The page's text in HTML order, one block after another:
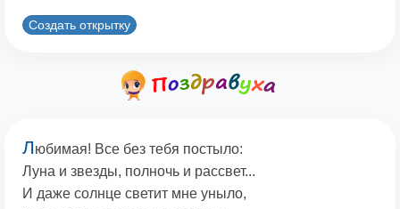
Создать открытку
Любимая! Все без тебя постыло:
Луна и звезды, полночь и рассвет...
И даже солнце светит мне уныло,